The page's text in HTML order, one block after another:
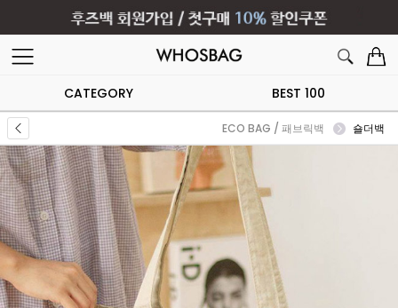
CATEGORY BEST 100
ECO BAG / 패브릭백 숄더백